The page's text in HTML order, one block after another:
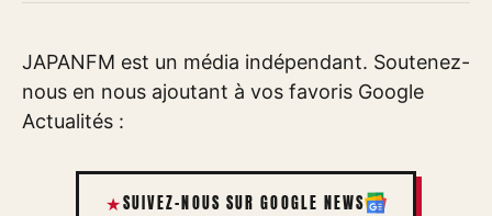
JAPANFM est un média indépendant. Soutenez-
nous en nous ajoutant à vos favoris Google
Actualités :
SUIVEZ-NOUS SUR GOOGLE NEWS